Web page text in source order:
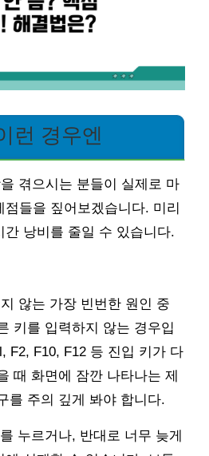
런 경우엔
겪으시는 분들이 실제로 마
들을 짚어보겠습니다. 미리
간 낭비를 줄일 수 있습니다.
않는 가장 빈번한 원인 중
키를 입력하지 않는 경우입
F2, F10, F12 등 진입 키가 다
때 화면에 잠깐 나타나는 제
를 주의 깊게 봐야 합니다.
누르거나, 반대로 너무 늦게